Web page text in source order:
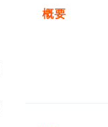
概要